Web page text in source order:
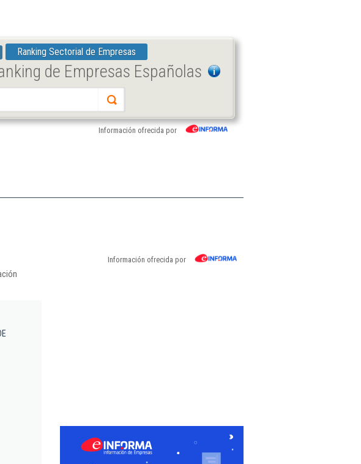
Ranking Sectorial de Empresas
de Empresas Españolas
Información ofrecida por
Información ofrecida por